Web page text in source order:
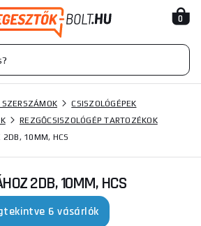
0
SZERSZÁMOK
CSISZOLÓGÉPEK
REZGŐCSISZOLÓGÉP TARTOZÉKOK
2DB, 10MM, HCS
2DB, 10MM, HCS
6 vásárlók